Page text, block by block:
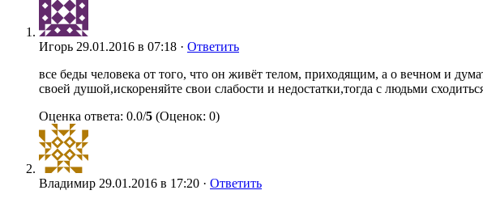
Игорь 29.01.2016 в 07:18 · Ответить
все беды человека от того, что он живёт телом, приходящим, а о вечном и
своей душой,искореняйте свои слабости и недостатки,тогда с людьми
Оценка ответа: 0.0/5 (Оценок: 0)
Владимир 29.01.2016 в 17:20 · Ответить